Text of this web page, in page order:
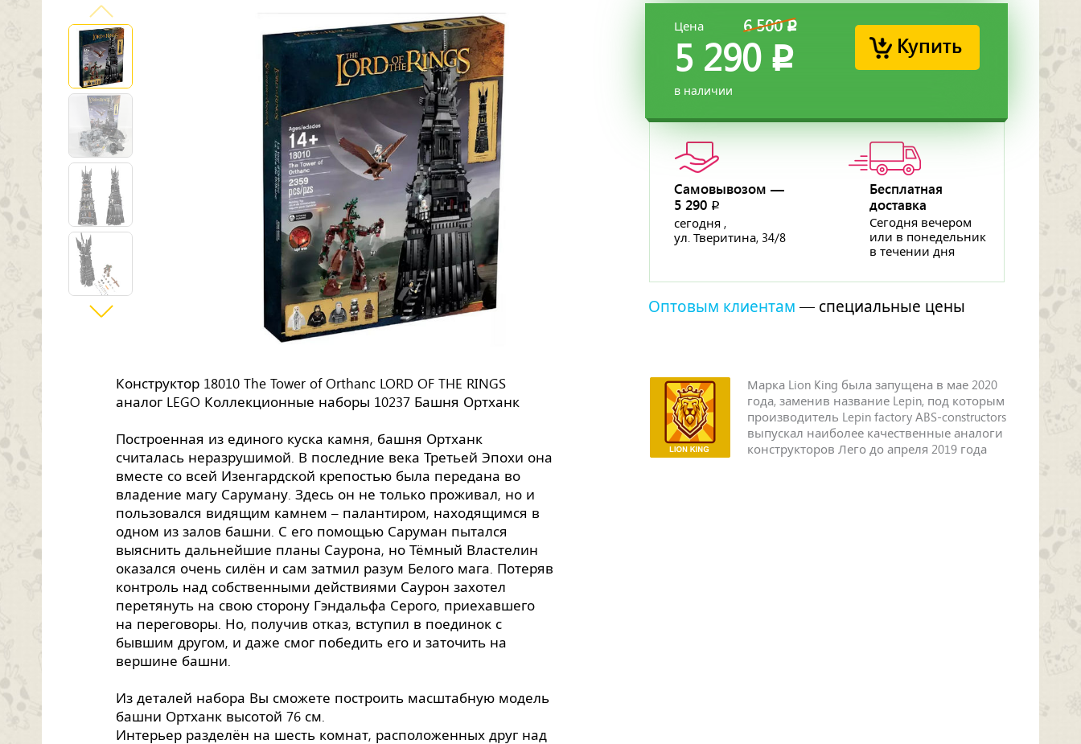
Купить
6 500p
Цена
5 290 p
в наличии
Самовывозом —
5 290 p
сегодня ,
ул. Тверитина, 34/8
Бесплатная
доставка
Сегодня вечером
или в понедельник
в течении дня
Оптовым клиентам — специальные цены
Конструктор 18010 The Tower of Orthanc LORD OF THE RINGS
аналог LEGO Коллекционные наборы 10237 Башня Ортханк
Построенная из единого куска камня, башня Ортханк
считалась неразрушимой. В последние века Третьей Эпохи она
вместе со всей Изенгардской крепостью была передана во
владение магу Саруману. Здесь он не только проживал, но и
пользовался видящим камнем – палантиром, находящимся в
одном из залов башни. С его помощью Саруман пытался
выяснить дальнейшие планы Саурона, но Тёмный Властелин
оказался очень силён и сам затмил разум Белого мага. Потеряв
контроль над собственными действиями Саурон захотел
перетянуть на свою сторону Гэндальфа Серого, приехавшего
на переговоры. Но, получив отказ, вступил в поединок с
бывшим другом, и даже смог победить его и заточить на
вершине башни.
Из деталей набора Вы сможете построить масштабную модель
башни Ортханк высотой 76 см.
Интерьер разделён на шесть комнат, расположенных друг над
Марка Lion King была запущена в мае 2020
года, заменив название Lepin, под которым
производитель Lepin factory ABS-constructors
выпускал наиболее качественные аналоги
конструкторов Лего до апреля 2019 года